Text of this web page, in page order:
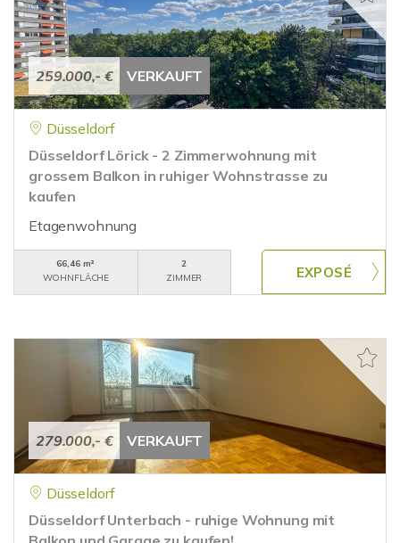
259.000,- € VERKAUFT
Düsseldorf
Düsseldorf Lörick - 2 Zimmerwohnung mit
grossem Balkon in ruhiger Wohnstrasse zu
kaufen
Etagenwohnung
66,46 m²
WOHNFLÄCHE
2
ZIMMER
279.000,- € VERKAUFT
Düsseldorf
Düsseldorf Unterbach - ruhige Wohnung mit